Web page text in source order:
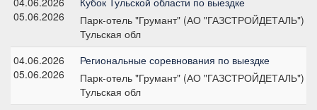
05.06.2026
Парк-отель "Грумант" (АО "ГАЗСТРОЙДЕТАЛЬ")
Тульская обл
04.06.2026
05.06.2026
Региональные соревнования по выездке
Парк-отель "Грумант" (АО "ГАЗСТРОЙДЕТАЛЬ")
Тульская обл